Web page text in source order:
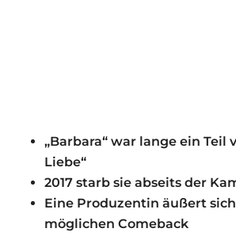
„Barbara“ war lange ein Teil
Liebe“
2017 starb sie abseits der
Eine Produzentin äußert
möglichen Comeback